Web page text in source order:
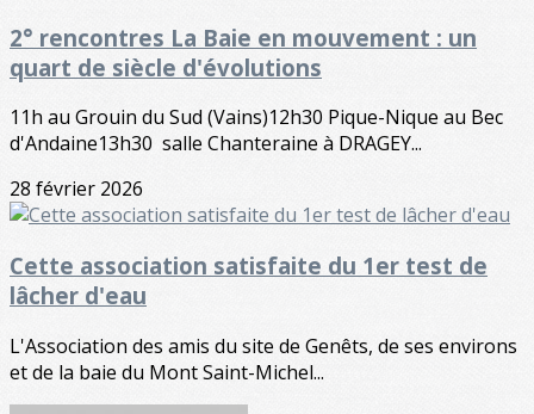
2° rencontres La Baie en mouvement : un
quart de siècle d'évolutions
11h au Grouin du Sud (Vains)12h30 Pique-Nique au Bec
d'Andaine13h30 salle Chanteraine à DRAGEY...
28 février 2026
Cette association satisfaite du 1er test de
lâcher d'eau
L'Association des amis du site de Genêts, de ses environs
et de la baie du Mont Saint-Michel...